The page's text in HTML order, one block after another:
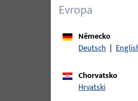
Varianty
Pro tento produkt jsou
B-78430-
Evropa
Německo
Deutsch |
Chorvatsko
Hrvatski